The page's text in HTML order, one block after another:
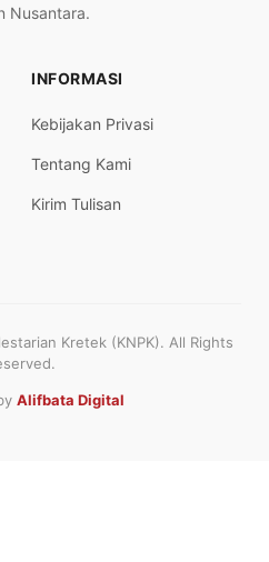
Nusantara.
INFORMASI
Kebijakan Privasi
Tentang Kami
Kirim Tulisan
Kretek (KNPK). All Rights
Alifbata Digital